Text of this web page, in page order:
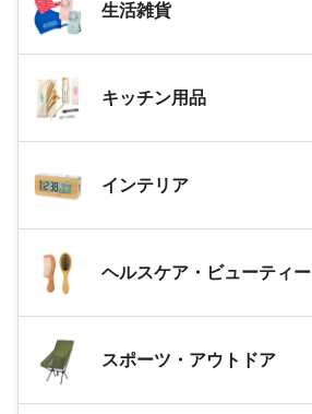
生活雑貨
キッチン用品
インテリア
ヘルスケア・ビューティー
スポーツ・アウトドア